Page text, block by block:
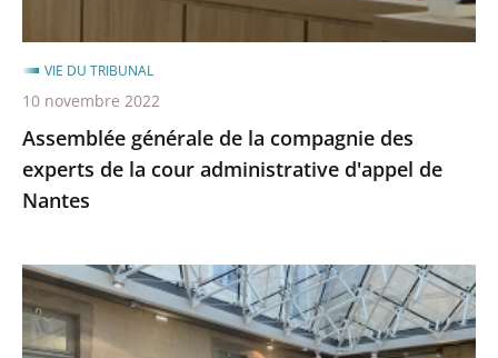
administrative
d'appel
Nantes
Assemblée générale de la compagnie des
experts de la cour administrative d'appel de
Nantes
VIE DU TRIBUNAL
10 novembre 2022
Retour
sur
la